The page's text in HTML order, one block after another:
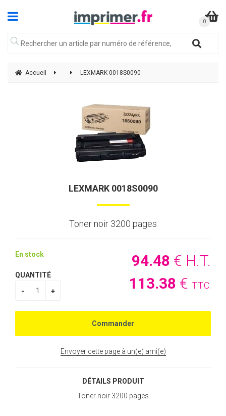
Accueil LEXMARK 0018S0090
LEXMARK 0018S0090
Toner noir 3200 pages
94.48 € H.T.
113.38 € T.T.C.
En stock
QUANTITÉ
Envoyer cette page à un(e) ami(e)
DÉTAILS PRODUIT
Toner noir 3200 pages